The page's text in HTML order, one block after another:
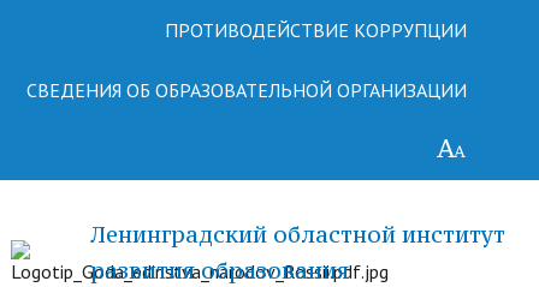
ПРОТИВОДЕЙСТВИЕ КОРРУПЦИИ
СВЕДЕНИЯ ОБ ОБРАЗОВАТЕЛЬНОЙ ОРГАНИЗАЦИИ
Ленинградский областной институт
развития образования